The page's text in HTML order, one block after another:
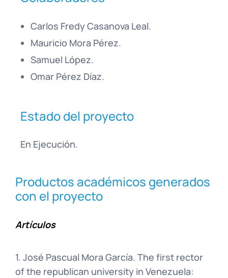
Carlos Fredy Casanova Leal.
Mauricio Mora Pérez.
Samuel López.
Omar Pérez Díaz.
Estado del proyecto
En Ejecución.
Productos académicos generados
con el proyecto
Artículos
1. José Pascual Mora García. The first rector
of the republican university in Venezuela: